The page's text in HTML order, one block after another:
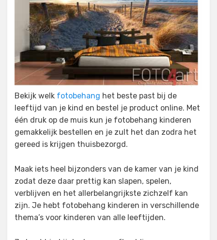
Bekijk welk fotobehang het beste past bij de
leeftijd van je kind en bestel je product online. Met
één druk op de muis kun je fotobehang kinderen
gemakkelijk bestellen en je zult het dan zodra het
gereed is krijgen thuisbezorgd.
Maak iets heel bijzonders van de kamer van je kind
zodat deze daar prettig kan slapen, spelen,
verblijven en het allerbelangrijkste zichzelf kan
zijn. Je hebt fotobehang kinderen in verschillende
thema’s voor kinderen van alle leeftijden.